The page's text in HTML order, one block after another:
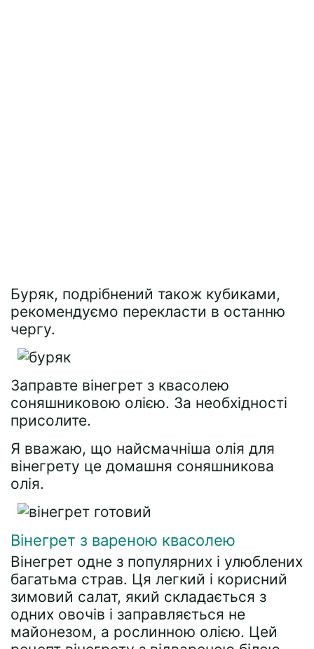
Буряк, подрібнений також кубиками,
рекомендуємо перекласти в останню
чергу.
Заправте вінегрет з квасолею
соняшниковою олією. За необхідності
присолите.
Я вважаю, що найсмачніша олія для
вінегрету це домашня соняшникова
олія.
Вінегрет з вареною квасолею
Вінегрет одне з популярних і улюблених
багатьма страв. Ця легкий і корисний
зимовий салат, який складається з
одних овочів і заправляється не
майонезом, а рослинною олією. Цей